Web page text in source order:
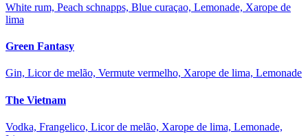
White rum, Peach schnapps, Blue curaçao, Lemonade, Xarope de
lima
Green Fantasy
Gin, Licor de melão, Vermute vermelho, Xarope de lima, Lemonade
The Vietnam
Vodka, Frangelico, Licor de melão, Xarope de lima, Lemonade,